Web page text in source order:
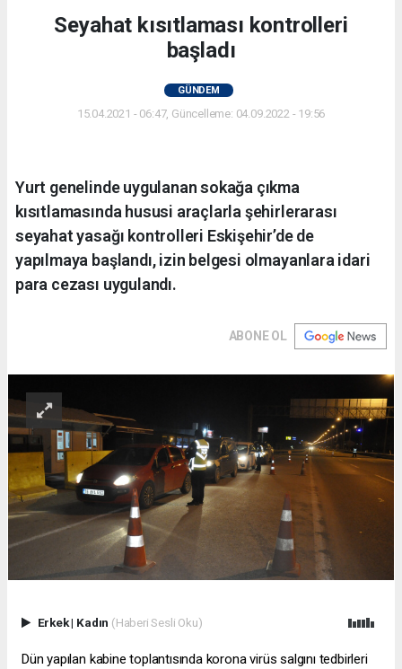
Seyahat kısıtlaması kontrolleri
başladı
GÜNDEM
15.04.2021 - 06:47, Güncelleme: 04.09.2022 - 19:56
Yurt genelinde uygulanan sokağa çıkma
kısıtlamasında hususi araçlarla şehirlerarası
seyahat yasağı kontrolleri Eskişehir’de de
yapılmaya başlandı, izin belgesi olmayanlara idari
para cezası uygulandı.
ABONE OL
Erkek| Kadın (Haberi Sesli Oku)
Dün yapılan kabine toplantısında korona virüs salgını tedbirleri